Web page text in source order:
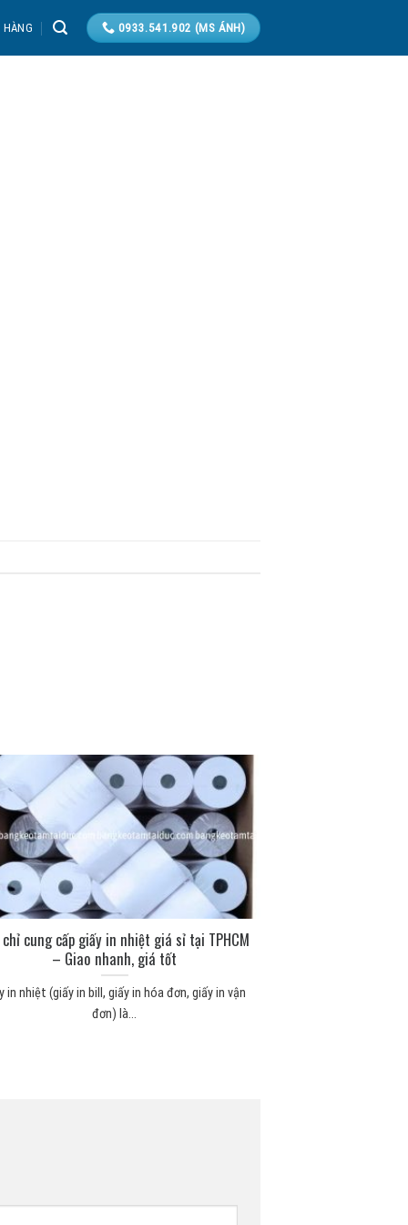
0933.541.902 (MS ÁNH)
cung cấp giấy in nhiệt giá sỉ tại TPHCM
– Giao nhanh, giá tốt
in nhiệt (giấy in bill, giấy in hóa đơn, giấy in vận
đơn) là...